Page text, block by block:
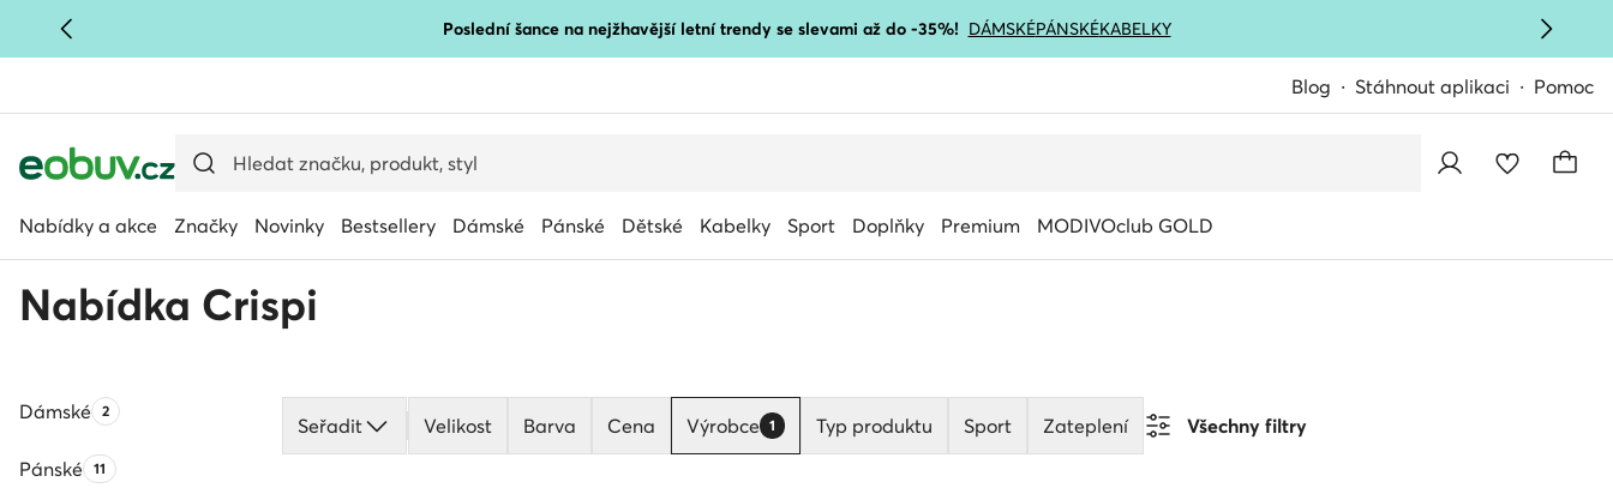
PŘEJÍT NA HLAVNÍ OBSAH Poslední šance na nejžhavější letní trendy se slevami až do -35%! DÁMSKÉPÁNSKÉKABELKY
Blog Stáhnout aplikaci Pomoc
Nabídky a akce Značky Novinky Bestsellery Dámské Pánské Dětské Kabelky Sport Doplňky Premium MODIVOclub GOLD
Nabídka Crispi
DámskéPočet produktů:
2
PánskéPočet produktů:
11
Seřadit Velikost Barva Cena Výrobce 1 Typ produktu Sport Zateplení Všechny filtry